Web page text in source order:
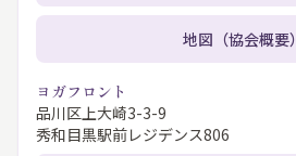
地図（協会概要）
ヨガフロント
品川区上大崎3-3-9
秀和目黒駅前レジデンス806